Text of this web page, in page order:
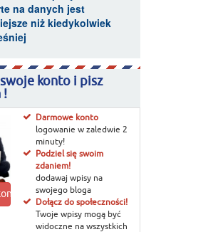
na danych jest
niż kiedykolwiek
swoje konto i pisz
!
Darmowe konto
logowanie w zaledwie 2
minuty!
Podziel się swoim
zdaniem!
dodawaj wpisy na
swojego bloga
Dołącz do społeczności!
Twoje wpisy mogą być
widoczne na wszystkich